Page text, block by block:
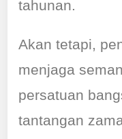
tahunan.
Akan tetapi,
menjaga
persatuan
tantangan